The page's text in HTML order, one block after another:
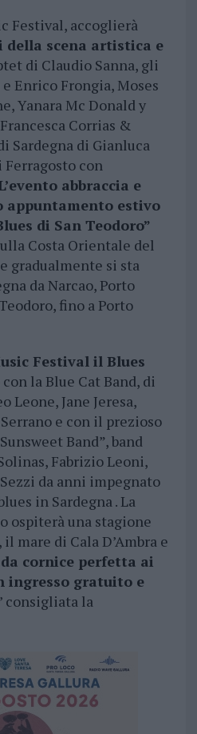
Festival, accoglierà
scena artistica e
di Claudio Sanna, gli
Enrico Frongia, Moses
Yanara Mc Donald y
Corrias &
Sardegna di Gianluca
con
abbraccia e
estivo
di San Teodoro”
Costa Orientale del
gradualmente si sta
da Narcao, Porto
fino a Porto
Festival il Blues
con la Blue Cat Band, di
Leone, Jane Jeresa,
e con il prezioso
Band”, band
Fabrizio Leoni,
da anni impegnato
in Sardegna . La
ospiterà una stagione
mare di Cala D’Ambra e
cornice perfetta ai
ingresso gratuito e
consigliata la